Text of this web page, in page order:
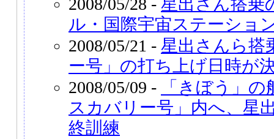
ル・国際宇宙ステーショ
2008/05/21 - 星出さんら搭
ー号」の打ち上げ日時が
2008/05/09 -
「きぼう」
スカバリー号」内へ、星
終訓練